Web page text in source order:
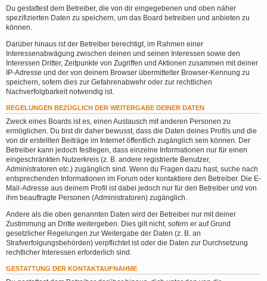
Du gestattest dem Betreiber, die von dir eingegebenen und oben näher
spezifizierten Daten zu speichern, um das Board betreiben und anbieten zu
können.
Darüber hinaus ist der Betreiber berechtigt, im Rahmen einer
Interessenabwägung zwischen deinen und seinen Interessen sowie den
Interessen Dritter, Zeitpunkte von Zugriffen und Aktionen zusammen mit deiner
IP-Adresse und der von deinem Browser übermittelter Browser-Kennung zu
speichern, sofern dies zur Gefahrenabwehr oder zur rechtlichen
Nachverfolgbarkeit notwendig ist.
REGELUNGEN BEZÜGLICH DER WEITERGABE DEINER DATEN
Zweck eines Boards ist es, einen Austausch mit anderen Personen zu
ermöglichen. Du bist dir daher bewusst, dass die Daten deines Profils und die
von dir erstellten Beiträge im Internet öffentlich zugänglich sein können. Der
Betreiber kann jedoch festlegen, dass einzelne Informationen nur für einen
eingeschränkten Nutzerkreis (z. B. andere registrierte Benutzer,
Administratoren etc.) zugänglich sind. Wenn du Fragen dazu hast, suche nach
entsprechenden Informationen im Forum oder kontaktiere den Betreiber. Die E-
Mail-Adresse aus deinem Profil ist dabei jedoch nur für den Betreiber und von
ihm beauftragte Personen (Administratoren) zugänglich.
Andere als die oben genannten Daten wird der Betreiber nur mit deiner
Zustimmung an Dritte weitergeben. Dies gilt nicht, sofern er auf Grund
gesetzlicher Regelungen zur Weitergabe der Daten (z. B. an
Strafverfolgungsbehörden) verpflichtet ist oder die Daten zur Durchsetzung
rechtlicher Interessen erforderlich sind.
GESTATTUNG DER KONTAKTAUFNAHME